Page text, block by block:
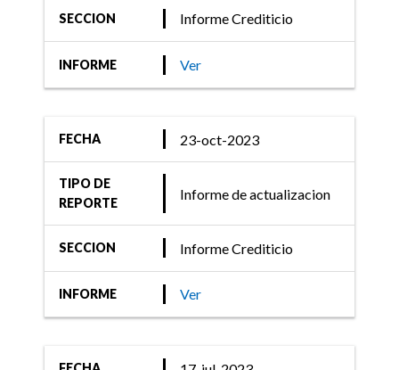
SECCION Informe Crediticio
INFORME Ver
FECHA 23-oct-2023
TIPO DE
REPORTE
Informe de actualizacion
SECCION Informe Crediticio
INFORME Ver